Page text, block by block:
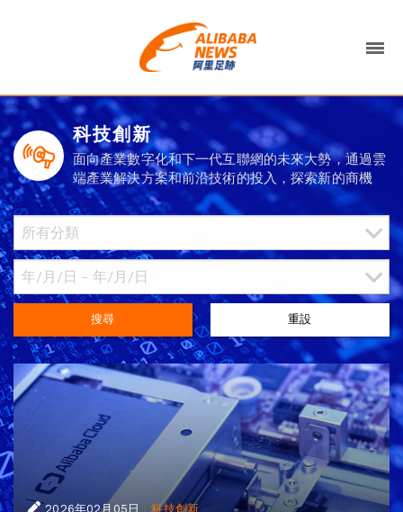
科技創新
面向產業數字化和下一代互聯網的未來大勢，通過雲
端產業解決方案和前沿技術的投入，探索新的商機
搜尋 重設
2026年02月05日 |科技創新